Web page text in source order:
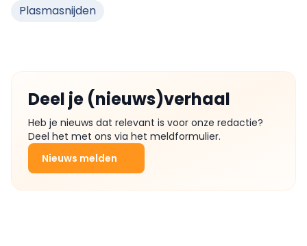
Plasmasnijden
Deel je (nieuws)verhaal
Heb je nieuws dat relevant is voor onze redactie?
Deel het met ons via het meldformulier.
Nieuws melden